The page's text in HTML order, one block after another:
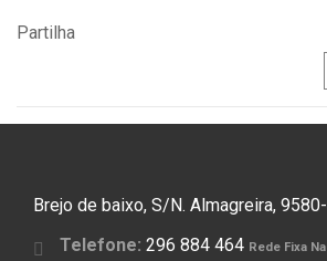
Partilha
Brejo de baixo, S/N. Almagreira,
Telefone: 296 884 464 Rede Fixa